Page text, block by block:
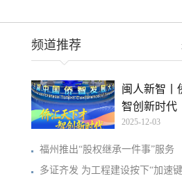
频道推荐
闽人新智丨
智创新时代
2025-12-03
福州推出“股权继承一件事”服务
多证齐发 为工程建设按下“加速